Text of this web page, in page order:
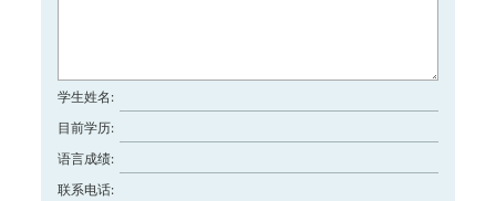
学生姓名:
目前学历:
语言成绩:
联系电话: